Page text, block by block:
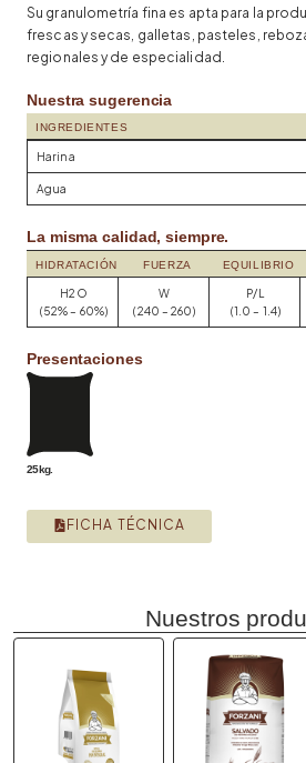
Su granulometría fina es apta para la
frescas y secas, galletas, pasteles,
regionales y de especialidad.
Nuestra sugerencia
INGREDIENTES
Harina
Agua
La misma calidad, siempre.
HIDRATACIÓN FUERZA EQUILIBRIO
H2O
(52% – 60%)
W
(240 – 260)
P/L
(1.0 – 1.4)
Presentaciones
25kg.
FICHA TÉCNICA
Nuestros